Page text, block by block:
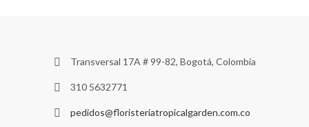
Transversal 17A # 99-82, Bogotá, Colombia
310 5632771
pedidos@floristeriatropicalgarden.com.co